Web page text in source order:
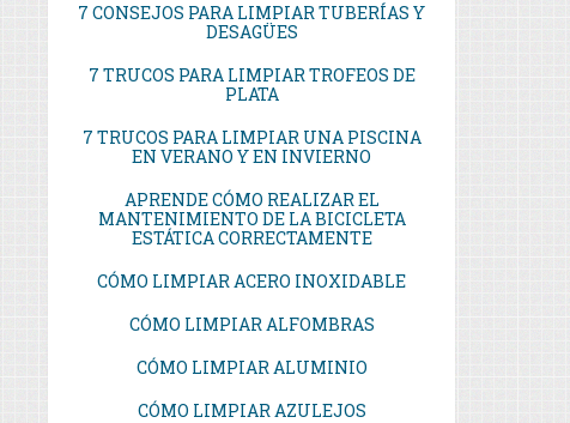
7 CONSEJOS PARA LIMPIAR TUBERÍAS Y
DESAGÜES
7 TRUCOS PARA LIMPIAR TROFEOS DE
PLATA
7 TRUCOS PARA LIMPIAR UNA PISCINA
EN VERANO Y EN INVIERNO
APRENDE CÓMO REALIZAR EL
MANTENIMIENTO DE LA BICICLETA
ESTÁTICA CORRECTAMENTE
CÓMO LIMPIAR ACERO INOXIDABLE
CÓMO LIMPIAR ALFOMBRAS
CÓMO LIMPIAR ALUMINIO
CÓMO LIMPIAR AZULEJOS